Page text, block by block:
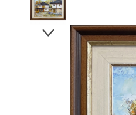
ЗИМНИ ПЕЙЗАЖИ
ПРИРОДНИ ПЕЙЗАЖИ
ЛЕТНИ ПЕЙЗАЖИ
МАНАСТИРИ
КОМПОЗИЦИЯ
ФИГУРАЛНА
КОМПОЗИЦИЯ